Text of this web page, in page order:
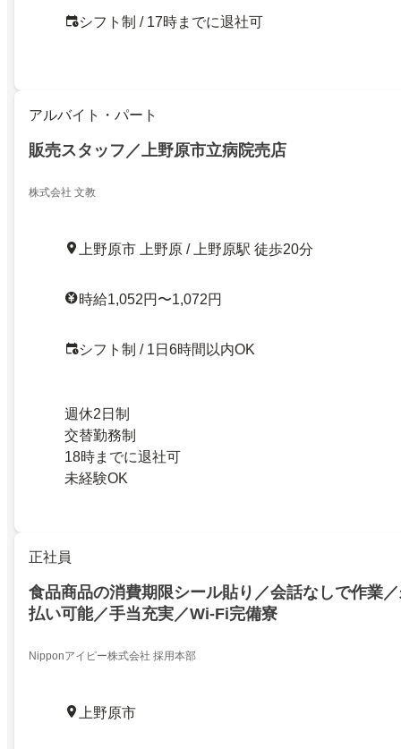
シフト制 / 17時までに退社可
アルバイト・パート
販売スタッフ／上野原市立病院売店
株式会社 文教
上野原市 上野原 / 上野原駅 徒歩20分
時給1,052円〜1,072円
シフト制 / 1日6時間以内OK
週休2日制
交替勤務制
18時までに退社可
未経験OK
正社員
食品商品の消費期限シール貼り／会話なしで作業
払い可能／手当充実／Wi-Fi完備寮
Nipponアイピー株式会社 採用本部
上野原市